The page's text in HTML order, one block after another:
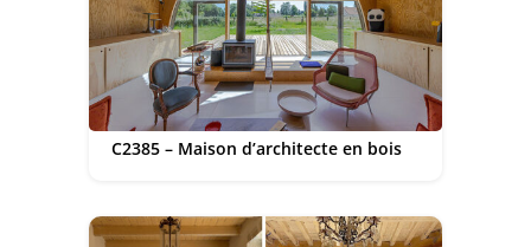
C2385 – Maison d’architecte en bois